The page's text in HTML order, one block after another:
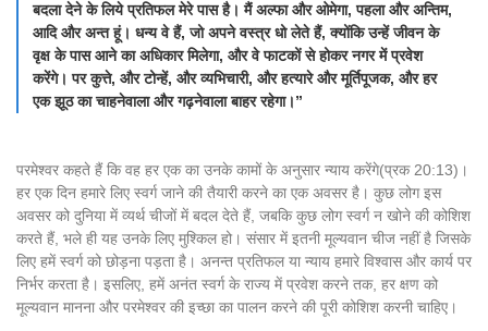
बदला देने के लिये प्रतिफल मेरे पास है। मैं अल्फा और ओमेगा, पहला और अन्तिम,
आदि और अन्त हूं। धन्य वे हैं, जो अपने वस्त्र धो लेते हैं, क्योंकि उन्हें जीवन के
वृक्ष के पास आने का अधिकार मिलेगा, और वे फाटकों से होकर नगर में प्रवेश
करेंगे। पर कुत्ते, और टोन्हें, और व्यभिचारी, और हत्यारे और मूर्तिपूजक, और हर
एक झूठ का चाहनेवाला और गढ़नेवाला बाहर रहेगा।”
परमेश्वर कहते हैं कि वह हर एक का उनके कामों के अनुसार न्याय करेंगे(प्रक 20:13)।
हर एक दिन हमारे लिए स्वर्ग जाने की तैयारी करने का एक अवसर है। कुछ लोग इस
अवसर को दुनिया में व्यर्थ चीजों में बदल देते हैं, जबकि कुछ लोग स्वर्ग न खोने की कोशिश
करते हैं, भले ही यह उनके लिए मुश्किल हो। संसार में इतनी मूल्यवान चीज नहीं है जिसके
लिए हमें स्वर्ग को छोड़ना पड़ता है। अनन्त प्रतिफल या न्याय हमारे विश्वास और कार्य पर
निर्भर करता है। इसलिए, हमें अनंत स्वर्ग के राज्य में प्रवेश करने तक, हर क्षण को
मूल्यवान मानना और परमेश्वर की इच्छा का पालन करने की पूरी कोशिश करनी चाहिए।